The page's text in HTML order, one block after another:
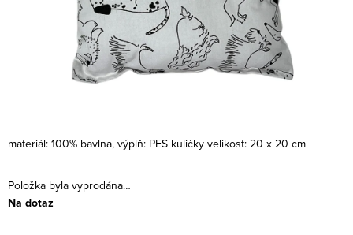
materiál: 100% bavlna, výplň: PES kuličky velikost: 20 x 20 cm
Položka byla vyprodána…
Na dotaz